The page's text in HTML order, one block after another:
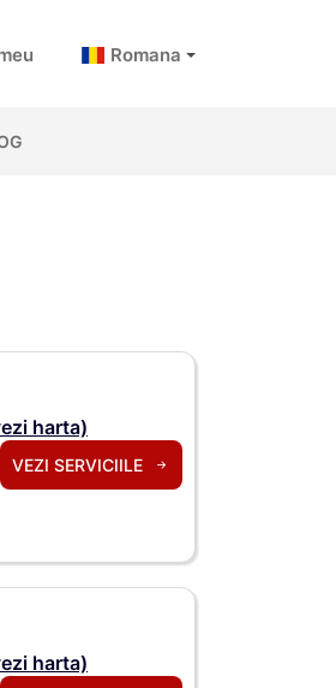
Romana
harta)
VEZI SERVICIILE
harta)